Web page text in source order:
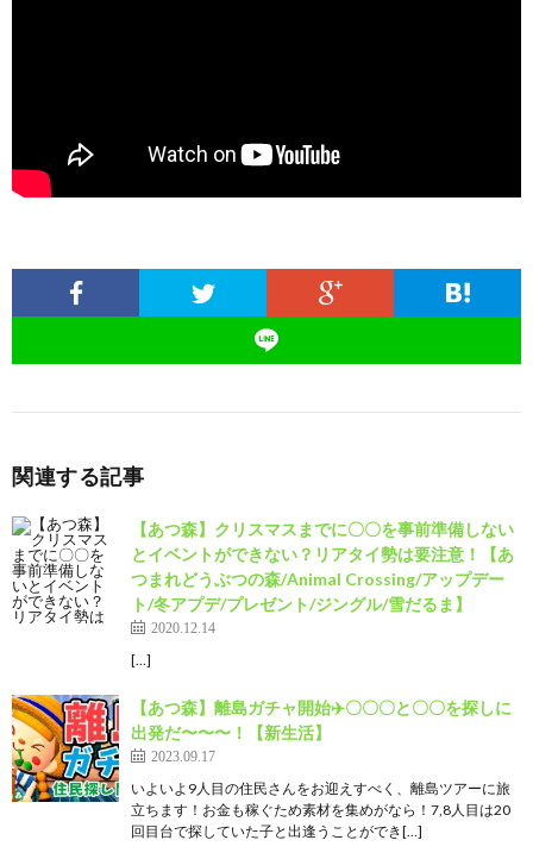
関連する記事
【あつ森】クリスマスまでに〇〇を事前準備しない
とイベントができない？リアタイ勢は要注意！【あ
つまれどうぶつの森/Animal Crossing/アップデー
ト/冬アプデ/プレゼント/ジングル/雪だるま】
2020.12.14
[…]
【あつ森】離島ガチャ開始✈️〇〇〇と〇〇を探しに
出発だ〜〜〜！【新生活】
2023.09.17
いよいよ9人目の住民さんをお迎えすべく、離島ツアーに旅
立ちます！お金も稼ぐため素材を集めがなら！7,8人目は20
回目台で探していた子と出逢うことができ[…]